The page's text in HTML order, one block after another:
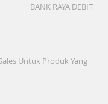
BANK RAYA DEBIT
Untuk Produk Yang